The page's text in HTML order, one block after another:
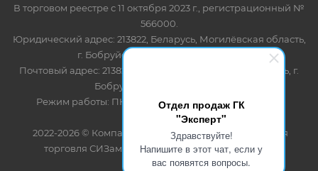
Отдел продаж ГК
"Эксперт"
Здравствуйте!
Напишите в этот чат, если у
вас появятся вопросы.
В торговом реестре с 11 октября 2023 г., регистрационный №
566000.
Юридический адрес: 213822, Беларусь, Могилёвская область,
г. Бобруйск, ул. Лынькова 85 пом 7
Почтовый адрес: 213822, Беларусь, Могилёвская область, г.
Бобруйск, ул. Лынькова, 85
Режим работы: ПН-ПТ 8.30-17.00, СБ-ВС - выходной
2022-2026 © Компания "Эксперт" - оптово-розничная
торговля СИЗами и одноразовыми расходными
материалами